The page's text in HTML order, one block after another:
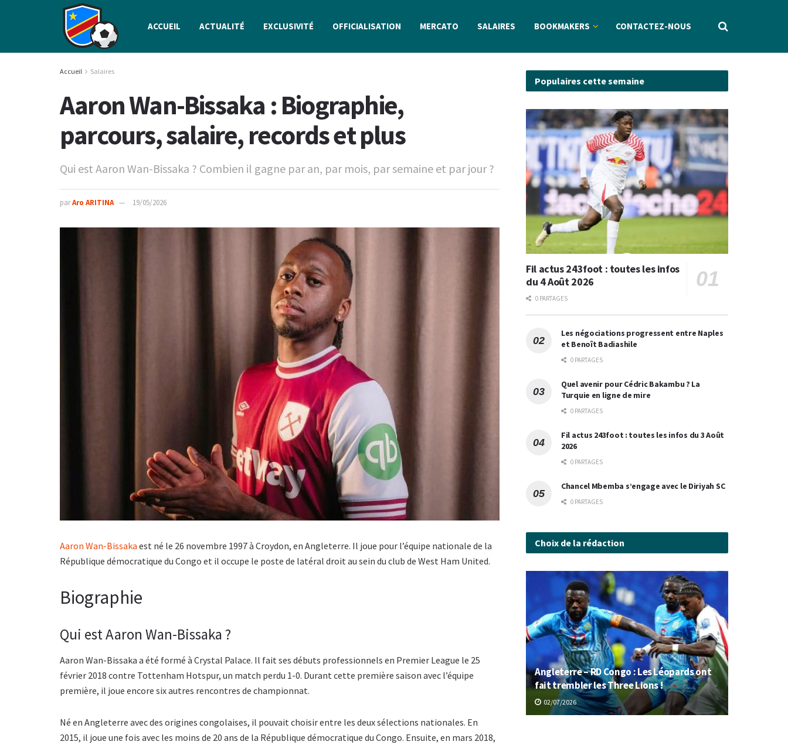
ACCUEIL ACTUALITÉ EXCLUSIVITÉ OFFICIALISATION MERCATO SALAIRES BOOKMAKERS CONTACTEZ-NOUS
Accueil Salaires
Aaron Wan-Bissaka : Biographie,
parcours, salaire, records et plus
Qui est Aaron Wan-Bissaka ? Combien il gagne par an, par mois, par semaine et par jour ?
parAro ARITINA 19/05/2026
Aaron Wan-Bissaka est né le 26 novembre 1997 à Croydon, en Angleterre. Il joue pour l’équipe nationale de la
République démocratique du Congo et il occupe le poste de latéral droit au sein du club de West Ham United.
Biographie
Qui est Aaron Wan-Bissaka ?
Aaron Wan-Bissaka a été formé à Crystal Palace. Il fait ses débuts professionnels en Premier League le 25
février 2018 contre Tottenham Hotspur, un match perdu 1-0. Durant cette première saison avec l’équipe
première, il joue encore six autres rencontres de championnat.
Né en Angleterre avec des origines congolaises, il pouvait choisir entre les deux sélections nationales. En
2015, il joue une fois avec les moins de 20 ans de la République démocratique du Congo. Ensuite, en mars 2018,
Populaires cette semaine
Fil actus 243foot : toutes les infos
du 4 Août 2026
0 PARTAGES
Les négociations progressent entre Naples
et Benoît Badiashile
0 PARTAGES
Quel avenir pour Cédric Bakambu ? La
Turquie en ligne de mire
0 PARTAGES
Fil actus 243foot : toutes les infos du 3 Août
2026
0 PARTAGES
Chancel Mbemba s’engage avec le Diriyah SC
0 PARTAGES
Choix de la rédaction
Angleterre – RD Congo : Les Léopards ont
fait trembler les Three Lions !
02/07/2026